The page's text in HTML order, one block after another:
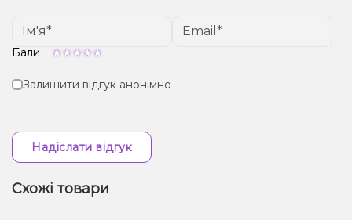
Бали
Залишити відгук анонімно
Надіслати відгук
Схожі товари